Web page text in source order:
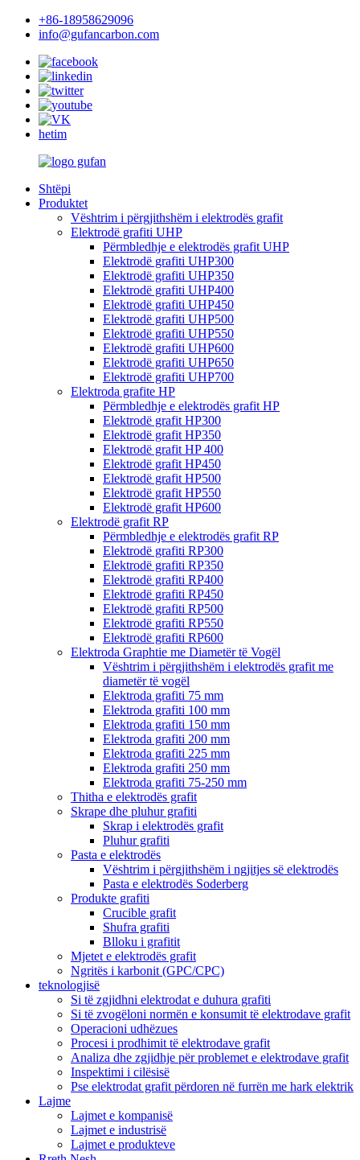
+86-18958629096
info@gufancarbon.com
hetim
Shtëpi
Produktet
Vështrim i përgjithshëm i elektrodës grafit
Elektrodë grafiti UHP
Përmbledhje e elektrodës grafit UHP
Elektrodë grafiti UHP300
Elektrodë grafiti UHP350
Elektrodë grafiti UHP400
Elektrodë grafiti UHP450
Elektrodë grafiti UHP500
Elektrodë grafiti UHP550
Elektrodë grafiti UHP600
Elektrodë grafiti UHP650
Elektrodë grafiti UHP700
Elektroda grafite HP
Përmbledhje e elektrodës grafit HP
Elektrodë grafit HP300
Elektrodë grafit HP350
Elektrodë grafit HP 400
Elektrodë grafit HP450
Elektrodë grafit HP500
Elektrodë grafit HP550
Elektrodë grafit HP600
Elektrodë grafit RP
Përmbledhje e elektrodës grafit RP
Elektrodë grafiti RP300
Elektrodë grafiti RP350
Elektrodë grafiti RP400
Elektrodë grafiti RP450
Elektrodë grafiti RP500
Elektrodë grafiti RP550
Elektrodë grafiti RP600
Elektroda Graphtie me Diametër të Vogël
Vështrim i përgjithshëm i elektrodës grafit me
diametër të vogël
Elektroda grafiti 75 mm
Elektroda grafiti 100 mm
Elektroda grafiti 150 mm
Elektroda grafiti 200 mm
Elektroda grafiti 225 mm
Elektroda grafiti 250 mm
Elektroda grafiti 75-250 mm
Thitha e elektrodës grafit
Skrape dhe pluhur grafiti
Skrap i elektrodës grafit
Pluhur grafiti
Pasta e elektrodës
Vështrim i përgjithshëm i ngjitjes së elektrodës
Pasta e elektrodës Soderberg
Produkte grafiti
Crucible grafit
Shufra grafiti
Blloku i grafitit
Mjetet e elektrodës grafit
Ngritës i karbonit (GPC/CPC)
teknologjisë
Si të zgjidhni elektrodat e duhura grafiti
Si të zvogëloni normën e konsumit të elektrodave grafit
Operacioni udhëzues
Procesi i prodhimit të elektrodave grafit
Analiza dhe zgjidhje për problemet e elektrodave grafit
Inspektimi i cilësisë
Pse elektrodat grafit përdoren në furrën me hark elektrik
Lajme
Lajmet e kompanisë
Lajmet e industrisë
Lajmet e produkteve